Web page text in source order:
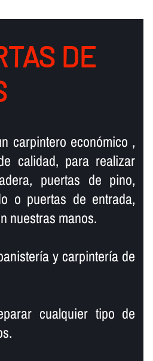
DE
carpintero económico ,
calidad, para realizar
puertas de pino,
o puertas de entrada,
nuestras manos.
y carpinterí­a de
cualquier tipo de